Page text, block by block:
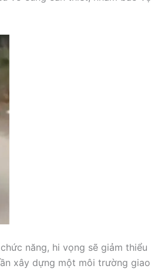
năng, hi vọng sẽ giảm thiểu
xây dựng một môi trường giao